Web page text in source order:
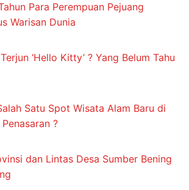
Para Perempuan Pejuang
Warisan Dunia
‘Hello Kitty’ ? Yang Belum Tahu
Satu Spot Wisata Alam Baru di
?
dan Lintas Desa Sumber Bening